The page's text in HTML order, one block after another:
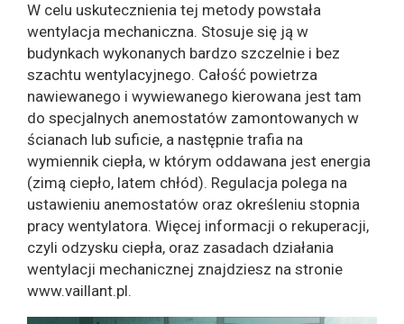
W celu uskutecznienia tej metody powstała
wentylacja mechaniczna. Stosuje się ją w
budynkach wykonanych bardzo szczelnie i bez
szachtu wentylacyjnego. Całość powietrza
nawiewanego i wywiewanego kierowana jest tam
do specjalnych anemostatów zamontowanych w
ścianach lub suficie, a następnie trafia na
wymiennik ciepła, w którym oddawana jest energia
(zimą ciepło, latem chłód). Regulacja polega na
ustawieniu anemostatów oraz określeniu stopnia
pracy wentylatora. Więcej informacji o rekuperacji,
czyli odzysku ciepła, oraz zasadach działania
wentylacji mechanicznej znajdziesz na stronie
www.vaillant.pl.